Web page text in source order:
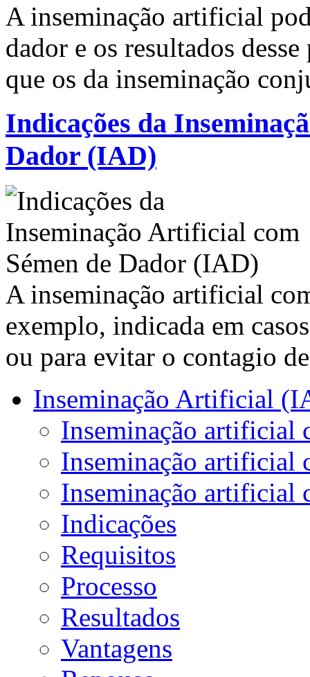
A inseminação artificial
dador e os resultados
que os da inseminação
Indicações da
Dador (IAD)
A inseminação artificial
exemplo, indicada em
ou para evitar o contagio
Inseminação Artificial
Inseminação artificial
Inseminação artificial
Inseminação artificial
Indicações
Requisitos
Processo
Resultados
Vantagens